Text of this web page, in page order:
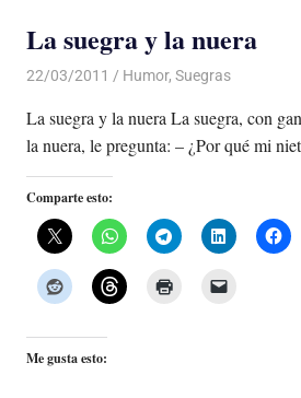
La suegra y la nuera
22/03/2011 Luis Castellanos
Humor, Suegras
La suegra y la nuera La suegra, con
la nuera, le pregunta: – ¿Por qué mi
Comparte esto:
Me gusta esto: